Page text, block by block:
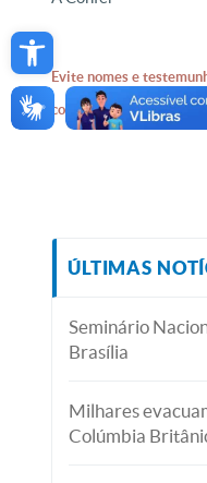
Open toolbar
Evite nomes e
comentário pode ser
ÚLTIMAS
Seminário
Brasília
Milhares
Colúmbia